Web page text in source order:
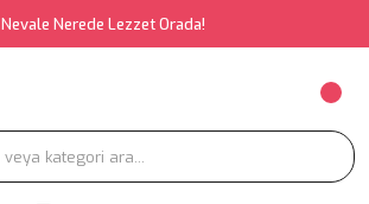
Nevale Nerede Lezzet Orada!